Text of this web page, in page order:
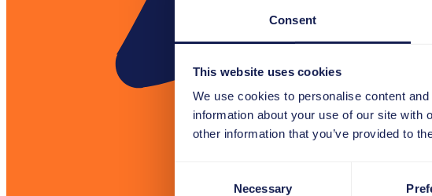
Consent
This website uses cookies
We use cookies to personalise content
information about your use of our site with
other information that you’ve provided to
Necessary